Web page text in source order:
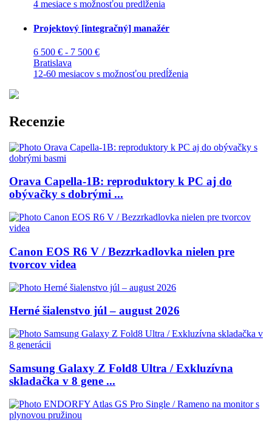
4 mesiace s možnosťou predĺženia
Projektový [integračný] manažér
6 500 € - 7 500 €
Bratislava
12-60 mesiacov s možnosťou predĺženia
Recenzie
Orava Capella-1B: reproduktory k PC aj do
obývačky s dobrými ...
Canon EOS R6 V / Bezzrkadlovka nielen pre
tvorcov videa
Herné šialenstvo júl – august 2026
Samsung Galaxy Z Fold8 Ultra / Exkluzívna
skladačka v 8 gene ...